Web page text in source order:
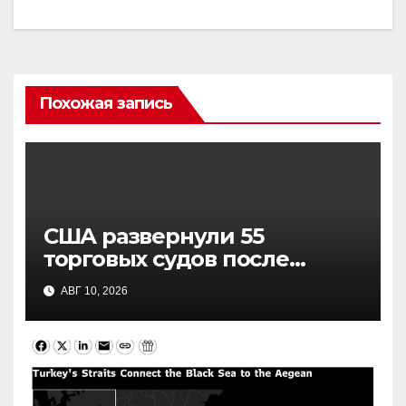
Похожая запись
США развернули 55
торговых судов после
возобновления блокады
Ирана: что это значит
АВГ 10, 2026